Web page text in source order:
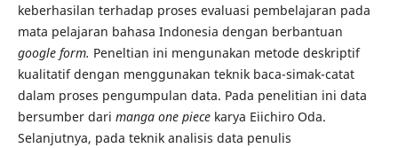
keberhasilan terhadap proses evaluasi pembelajaran pada
mata pelajaran bahasa Indonesia dengan berbantuan
google form. Peneltian ini mengunakan metode deskriptif
kualitatif dengan menggunakan teknik baca-simak-catat
dalam proses pengumpulan data. Pada penelitian ini data
bersumber dari manga one piecekarya Eiichiro Oda.
Selanjutnya, pada teknik analisis data penulis